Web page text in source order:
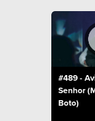
#489 -
Senhor
Boto)